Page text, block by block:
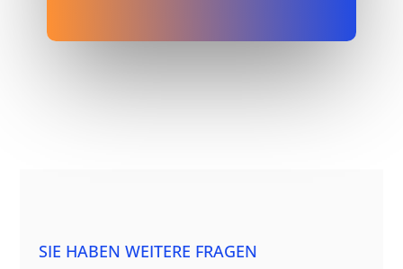
SIE HABEN WEITERE FRAGEN